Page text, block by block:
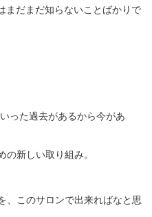
まだまだ知らないことばかりで
った過去があるから今があ
の新しい取り組み。
、このサロンで出来ればなと思